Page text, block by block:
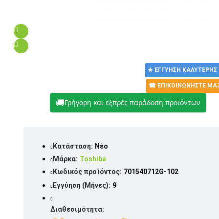
★ ΕΓΓΎΗΣΗ ΚΑΛΎΤΕΡΗΣ
☎ ΕΠΙΚΟΙΝΩΝΉΣΤΕ
🚚Γρήγορη και εξπρές παράδοση προϊόντων
Κατάσταση: Νέο
Μάρκα: Toshiba
Κωδικός προϊόντος: 701540712G-102
Εγγύηση (Μήνες): 9
Διαθεσιμότητα: